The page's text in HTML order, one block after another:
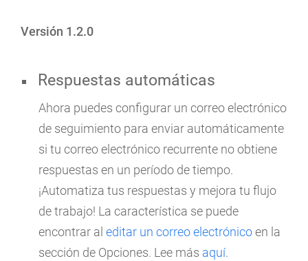
Versión 1.2.0
Respuestas automáticas
Ahora puedes configurar un correo electrónico
de seguimiento para enviar automáticamente
si tu correo electrónico recurrente no obtiene
respuestas en un período de tiempo.
¡Automatiza tus respuestas y mejora tu flujo
de trabajo! La característica se puede
encontrar al editar un correo electrónicoen la
sección de Opciones. Lee más aquí.